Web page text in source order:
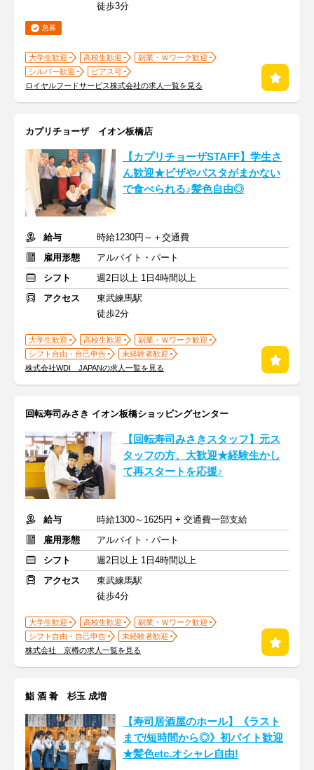
徒歩3分
急募
大学生歓迎 高校生歓迎
副業・Ｗワーク歓迎
シルバー歓迎
ピアス可
ロイヤルフードサービス株式会社の求人一覧を見る
カプリチョーザ イオン板橋店
【カプリチョーザSTAFF】学生さ
ん歓迎★ピザやパスタがまかない
で食べられる♪髪色自由◎
給与
時給1230円～＋交通費
雇用形態
アルバイト・パート
シフト
週2日以上 1日4時間以上
アクセス
東武練馬駅
徒歩2分
大学生歓迎 高校生歓迎
副業・Ｗワーク歓迎
シフト自由・自己申告
未経験者歓迎
株式会社WDI JAPANの求人一覧を見る
回転寿司みさき イオン板橋ショッピングセンター
【回転寿司みさきスタッフ】元ス
タッフの方、大歓迎★経験生かし
て再スタートを応援♪
給与
時給1300～1625円 + 交通費一部支給
雇用形態
アルバイト・パート
シフト
週2日以上 1日4時間以上
アクセス
東武練馬駅
徒歩4分
大学生歓迎 高校生歓迎
副業・Ｗワーク歓迎
シフト自由・自己申告
未経験者歓迎
株式会社 京樽の求人一覧を見る
鮨 酒 肴 杉玉 成増
【寿司居酒屋のホール】《ラスト
まで/短時間から◎》初バイト歓迎
★髪色etc.オシャレ自由!